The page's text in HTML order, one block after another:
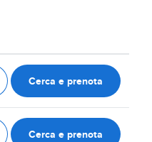
Cerca e prenota
Cerca e prenota